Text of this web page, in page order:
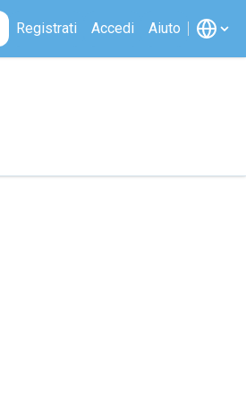
Registrati Accedi Aiuto